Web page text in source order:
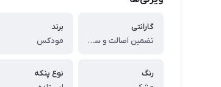
گارانتی
تضمین اصالت و سلامت کالا (اورجینال)
برند
مودکس
رنگ
نوع پنکه